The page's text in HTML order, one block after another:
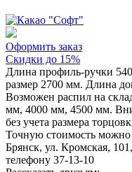
Оформить заказ
Скидки до 15%
Длина профиль-ручки
размер 2700 мм. Длина
Возможен распил на
мм, 4000 мм, 4500 мм.
без учета размера
Точную стоимость можно
Брянск, ул. Кромская,
телефону 37-13-10